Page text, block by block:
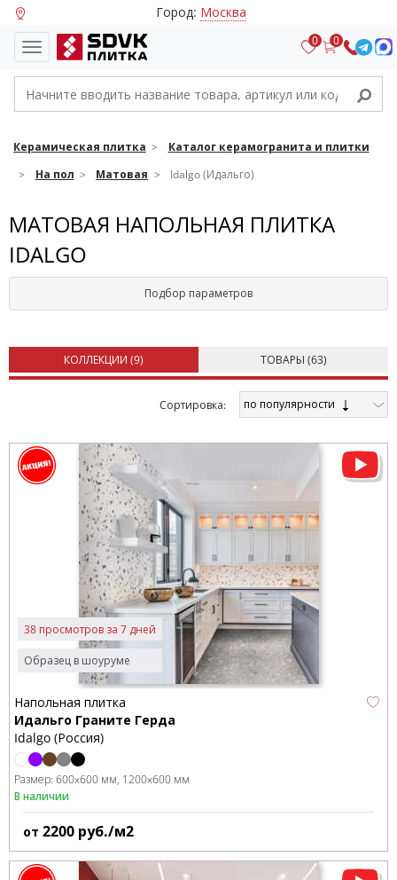
Город: Москва
0 0
Керамическая плитка
Каталог керамогранита и плитки
На пол
Матовая Idalgo (Идальго)
МАТОВАЯ НАПОЛЬНАЯ ПЛИТКА
IDALGO
Подбор параметров
КОЛЛЕКЦИИ (9) ТОВАРЫ (63)
Cортировка: по популярности
Образец в шоуруме
38 просмотров за 7 дней
Напольная плитка
Идальго Граните Герда
Idalgo (Россия)
Размер: 600x600 мм 1200x600 мм
В наличии
от 2200 руб./м2